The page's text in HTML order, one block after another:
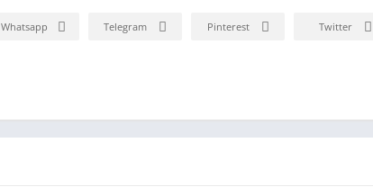
Twitter
Pinterest
Telegram
Whatsapp